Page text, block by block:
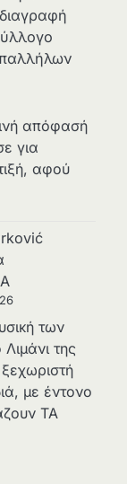
απόφασή
για
αφού
των
της
με έντονο
ΤΑ